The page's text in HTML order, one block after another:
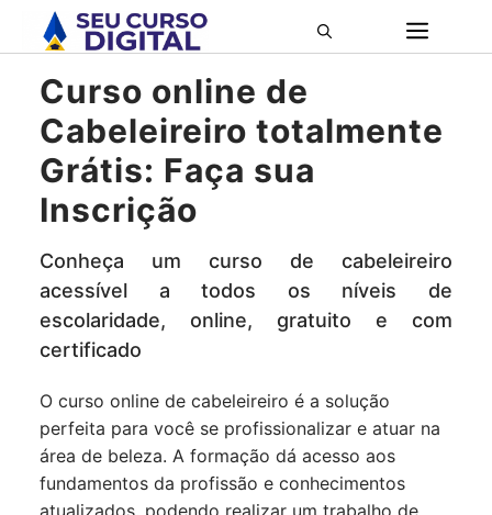
para
conteúdoCurso online de
Cabeleireiro totalmente
Grátis: Faça sua
Inscrição
Conheça um curso de cabeleireiro
acessível a todos os níveis de
escolaridade, online, gratuito e com
certificado
O curso online de cabeleireiro é a solução
perfeita para você se profissionalizar e atuar na
área de beleza. A formação dá acesso aos
fundamentos da profissão e conhecimentos
atualizados, podendo realizar um trabalho de